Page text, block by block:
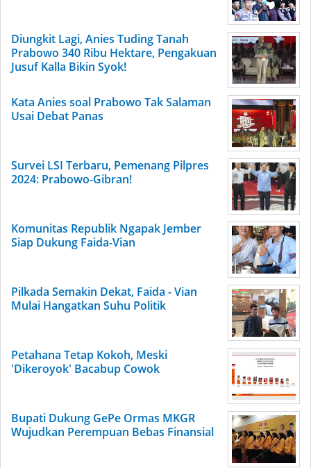
Diungkit Lagi, Anies Tuding Tanah
Prabowo 340 Ribu Hektare, Pengakuan
Jusuf Kalla Bikin Syok!
Kata Anies soal Prabowo Tak Salaman
Usai Debat Panas
Survei LSI Terbaru, Pemenang Pilpres
2024: Prabowo-Gibran!
Komunitas Republik Ngapak Jember
Siap Dukung Faida-Vian
Pilkada Semakin Dekat, Faida - Vian
Mulai Hangatkan Suhu Politik
Petahana Tetap Kokoh, Meski
'Dikeroyok' Bacabup Cowok
Bupati Dukung GePe Ormas MKGR
Wujudkan Perempuan Bebas Finansial